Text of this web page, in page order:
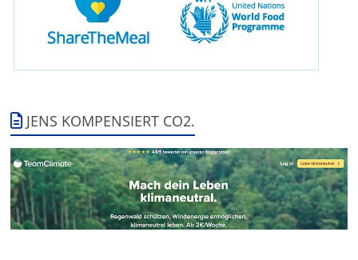
JENS KOMPENSIERT CO2.